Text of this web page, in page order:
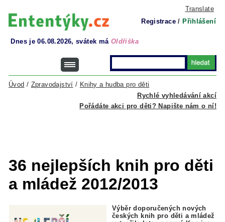
Translate
Registrace / Přihlášení
Dnes je 06.08.2026, svátek má Oldřiška
Rychlé vyhledávání akcí
Úvod / Zpravodajství / Knihy a hudba pro děti
Pořádáte akci pro děti? Napište nám o ní!
36 nejlepších knih pro děti
a mládež 2012/2013
Výběr doporučených nových
českých knih pro děti a mládež